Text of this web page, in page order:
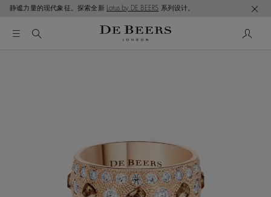
静谧力量的现代象征。探索全新 Lotus by DE BEERS 系列设计。